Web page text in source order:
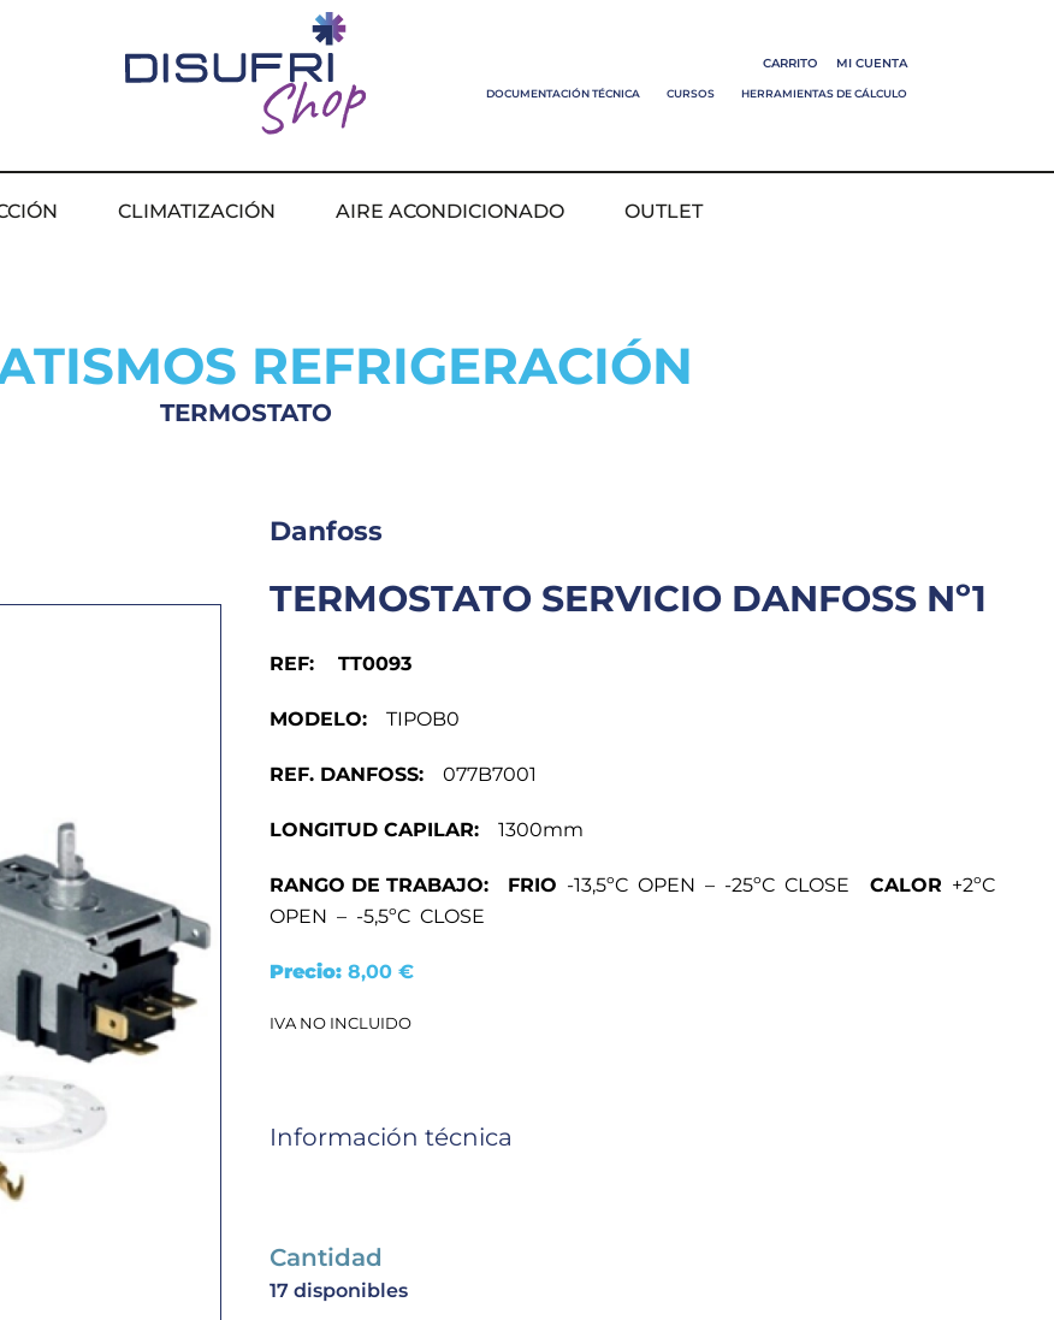
CARRITO MI CUENTA
DOCUMENTACIÓN TÉCNICA CURSOS HERRAMIENTAS DE CÁLCULO
CLIMATIZACIÓN AIRE ACONDICIONADO OUTLET
REFRIGERACIÓN
TERMOSTATO
Danfoss
TERMOSTATO SERVICIO DANFOSS Nº1
REF: TT0093
MODELO: TIPOB0
REF. DANFOSS: 077B7001
LONGITUD CAPILAR: 1300mm
RANGO DE TRABAJO: FRIO -13,5ºC OPEN – -25ºC CLOSE CALOR +2ºC
OPEN – -5,5ºC CLOSE
Precio: 8,00 €
IVA NO INCLUIDO
Información técnica
Cantidad
17 disponibles